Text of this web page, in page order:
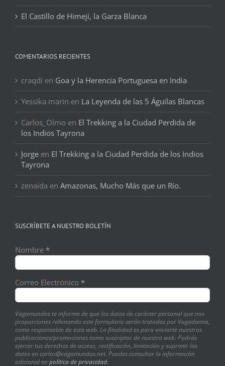
El Castillo de Himeji, la Garza Blanca
COMENTARIOS RECIENTES
craqdi en Goa y la Herencia Portuguesa en India
Yessika marin en La Leyenda de las 5 Águilas Blancas
Carlos_Olmo en El Trekking a la Ciudad Perdida de
los Indios Tayrona
Jorge en El Trekking a la Ciudad Perdida de los Indios
Tayrona
zenaida en Amazonas, Mucho Más que un Río.
SUSCRÍBETE A NUESTRO BOLETÍN
Nombre *
Correo Electrónico *
Vagamundos te informa de que los datos de carácter personal que nos
proporciones rellenando este formulario serán tratados por Vagadamia,
como responsable de esta web. La finalidad es para enviarte nuestras
publicaciones/promociones como suscriptor de nuestra web. Podrás
ejercer tus derechos de acceso, rectificación, limitación y suprimir los
datos en carlos@vagamundos.net. Puedes consultar la información
adicional en política de privacidad.